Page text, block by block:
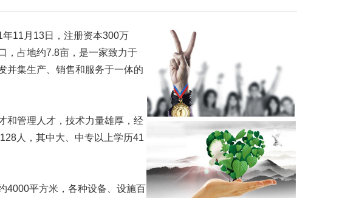
11月13日，注册资本300万
，占地约7.8亩，是一家致力于
并集生产、销售和服务于一体的
管理人才，技术力量雄厚，经
人，其中大、中专以上学历41
平方米，各种设备、设施百